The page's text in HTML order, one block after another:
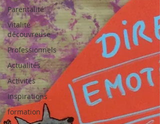
Parentalité
Vitalité
découvreuse
Professionnels
Actualités
Activités
Inspirations
formation